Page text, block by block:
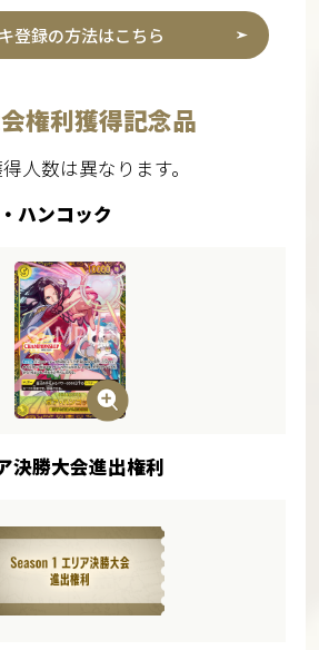
登録の方法はこちら
権利獲得記念品
人数は異なります。
ハンコック
決勝大会進出権利